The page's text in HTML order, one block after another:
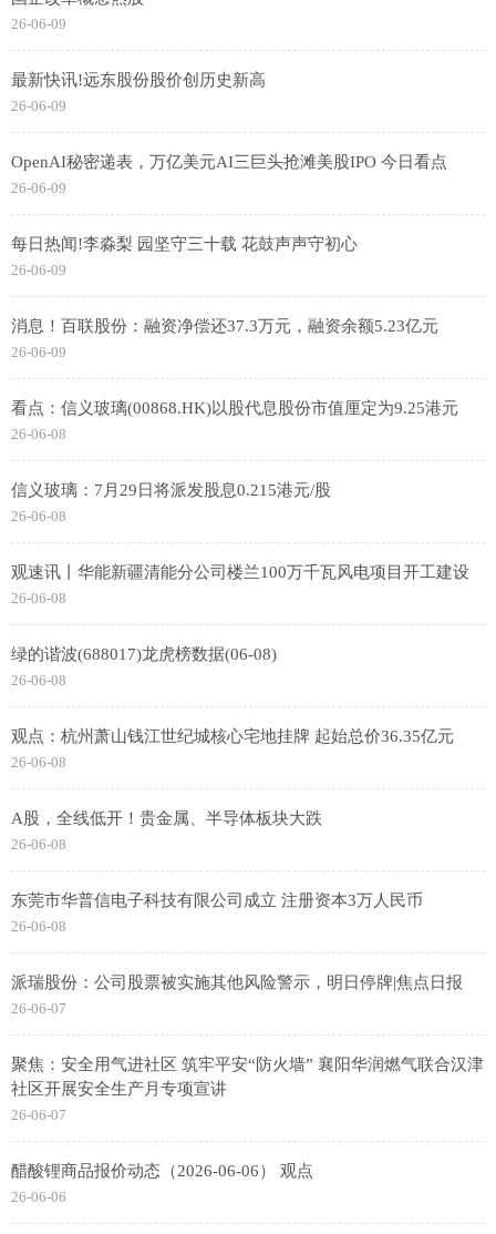
26-06-09
最新快讯!远东股份股价创历史新高
26-06-09
OpenAI秘密递表，万亿美元AI三巨头抢滩美股IPO 今日看点
26-06-09
每日热闻!李淼梨 园坚守三十载 花鼓声声守初心
26-06-09
消息！百联股份：融资净偿还37.3万元，融资余额5.23亿元
26-06-09
看点：信义玻璃(00868.HK)以股代息股份市值厘定为9.25港元
26-06-08
信义玻璃：7月29日将派发股息0.215港元/股
26-06-08
观速讯丨华能新疆清能分公司楼兰100万千瓦风电项目开工建设
26-06-08
绿的谐波(688017)龙虎榜数据(06-08)
26-06-08
观点：杭州萧山钱江世纪城核心宅地挂牌 起始总价36.35亿元
26-06-08
A股，全线低开！贵金属、半导体板块大跌
26-06-08
东莞市华普信电子科技有限公司成立 注册资本3万人民币
26-06-08
派瑞股份：公司股票被实施其他风险警示，明日停牌|焦点日报
26-06-07
聚焦：安全用气进社区 筑牢平安“防火墙” 襄阳华润燃气联合汉津
社区开展安全生产月专项宣讲
26-06-07
醋酸锂商品报价动态（2026-06-06） 观点
26-06-06